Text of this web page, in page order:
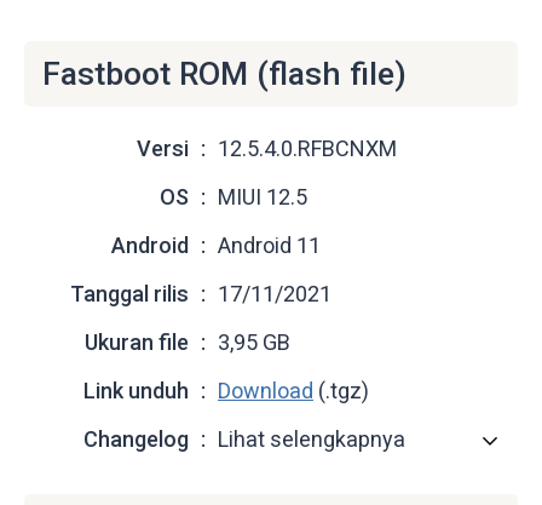
Fastboot ROM (flash file)
Versi
12.5.4.0.RFBCNXM
OS
MIUI 12.5
Android
Android 11
Tanggal rilis
17/11/2021
Ukuran file
3,95 GB
Link unduh
Download (.tgz)
Changelog
Lihat selengkapnya